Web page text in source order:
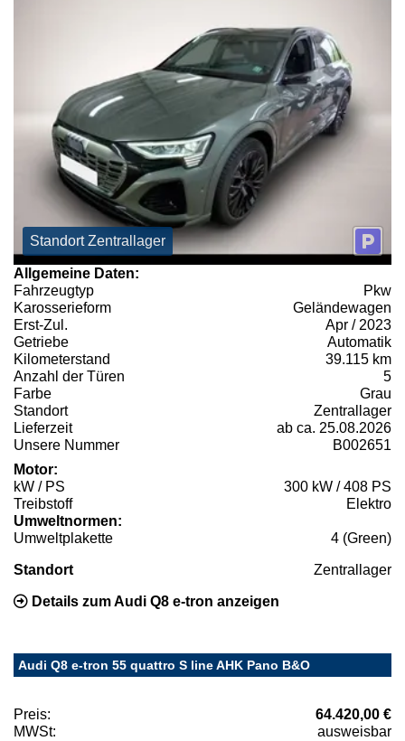
Standort Zentrallager
Allgemeine Daten:
Fahrzeugtyp
Pkw
Karosserieform
Geländewagen
Erst-Zul.
Apr / 2023
Getriebe
Automatik
Kilometerstand
39.115 km
Anzahl der Türen
5
Farbe
Grau
Standort
Zentrallager
Lieferzeit
ab ca. 25.08.2026
Unsere Nummer
B002651
Motor:
kW / PS
300 kW / 408 PS
Treibstoff
Elektro
Umweltnormen:
Umweltplakette
4 (Green)
Standort Zentrallager
Details zum Audi Q8 e-tron anzeigen
Audi Q8 e-tron 55 quattro S line AHK Pano B&O
Preis:
64.420,00 €
MWSt:
ausweisbar